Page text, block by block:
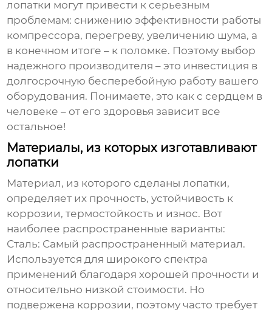
лопатки могут привести к серьезным
проблемам: снижению эффективности работы
компрессора, перегреву, увеличению шума, а
в конечном итоге – к поломке. Поэтому выбор
надежного производителя – это инвестиция в
долгосрочную бесперебойную работу вашего
оборудования. Понимаете, это как с сердцем в
человеке – от его здоровья зависит все
остальное!
Материалы, из которых изготавливают
лопатки
Материал, из которого сделаны лопатки,
определяет их прочность, устойчивость к
коррозии, термостойкость и износ. Вот
наиболее распространенные варианты:
Сталь: Самый распространенный материал.
Используется для широкого спектра
применений благодаря хорошей прочности и
относительно низкой стоимости. Но
подвержена коррозии, поэтому часто требует